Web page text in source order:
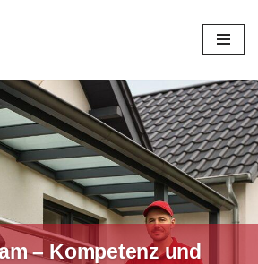
– Kompetenz und